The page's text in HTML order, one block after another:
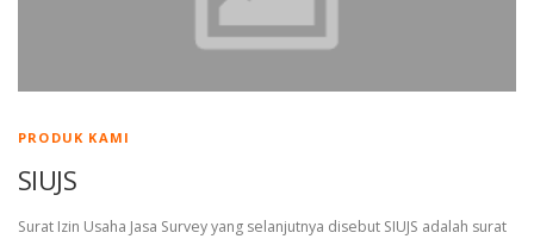
PRODUK KAMI
SIUJS
Surat Izin Usaha Jasa Survey yang selanjutnya disebut SIUJS adalah surat